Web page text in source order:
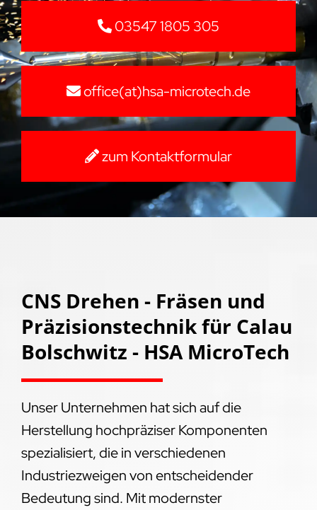
03547 1805 305
office(at)hsa-microtech.de
zum Kontaktformular
CNS Drehen - Fräsen und
Präzisionstechnik für Calau
Bolschwitz - HSA MicroTech
Unser Unternehmen hat sich auf die
Herstellung hochpräziser Komponenten
spezialisiert, die in verschiedenen
Industriezweigen von entscheidender
Bedeutung sind. Mit modernster